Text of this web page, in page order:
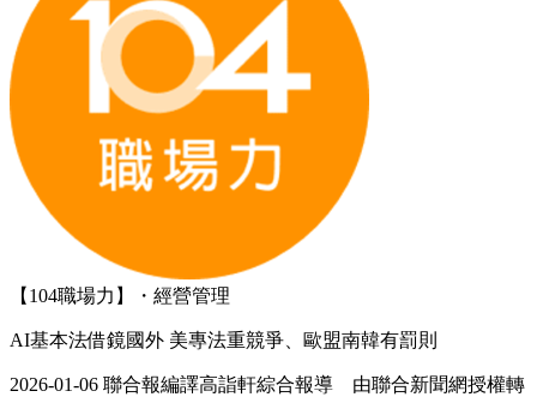
【104職場力】・經營管理
AI基本法借鏡國外 美專法重競爭、歐盟南韓有罰則
2026-01-06 聯合報編譯高詣軒綜合報導 由聯合新聞網授權轉